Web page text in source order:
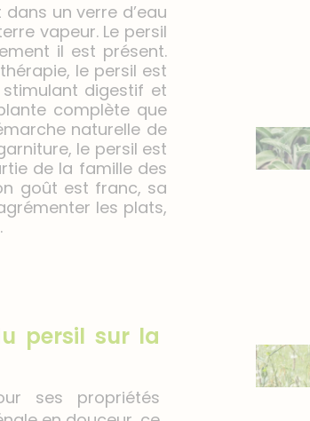
un verre d’eau
vapeur. Le persil
il est présent.
le persil est
stimulant digestif et
complète que
naturelle de
le persil est
de la famille des
goût est franc, sa
les plats,
persil sur la
ses propriétés